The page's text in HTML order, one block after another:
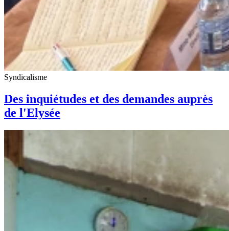
Syndicalisme
Des inquiétudes et des demandes auprès
de l'Elysée